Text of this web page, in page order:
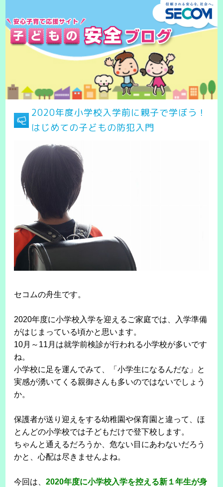
2020年度小学校入学前に親子で学ぼう！
はじめての子どもの防犯入門
セコムの舟生です。
2020年度に小学校入学を迎えるご家庭では、入学準備
がはじまっている頃かと思います。
10月～11月は就学前検診が行われる小学校が多いです
ね。
小学校に足を運んでみて、「小学生になるんだな」と
実感が湧いてくる親御さんも多いのではないでしょう
か。
保護者が送り迎えをする幼稚園や保育園と違って、ほ
とんどの小学校では子どもだけで登下校します。
ちゃんと通えるだろうか、危ない目にあわないだろう
かと、心配は尽きませんよね。
今回は、2020年度に小学校入学を控える新１年生が身